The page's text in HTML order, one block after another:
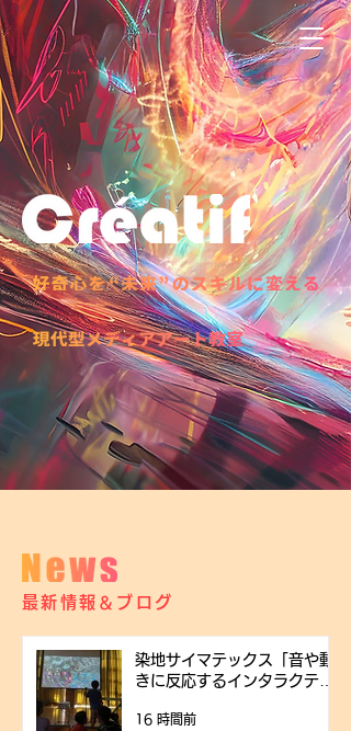
アートとプログラミングの教室
最新情報＆ブログ
染地サイマテックス「音や動
きに反応するインタラクティ
た
16 時間前